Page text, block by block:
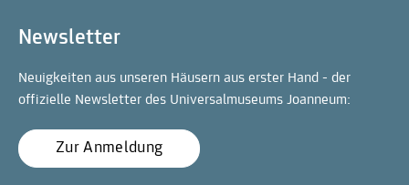
Newsletter
Neuigkeiten aus unseren Häusern aus erster Hand - der
offizielle Newsletter des Universalmuseums Joanneum:
Zur Anmeldung